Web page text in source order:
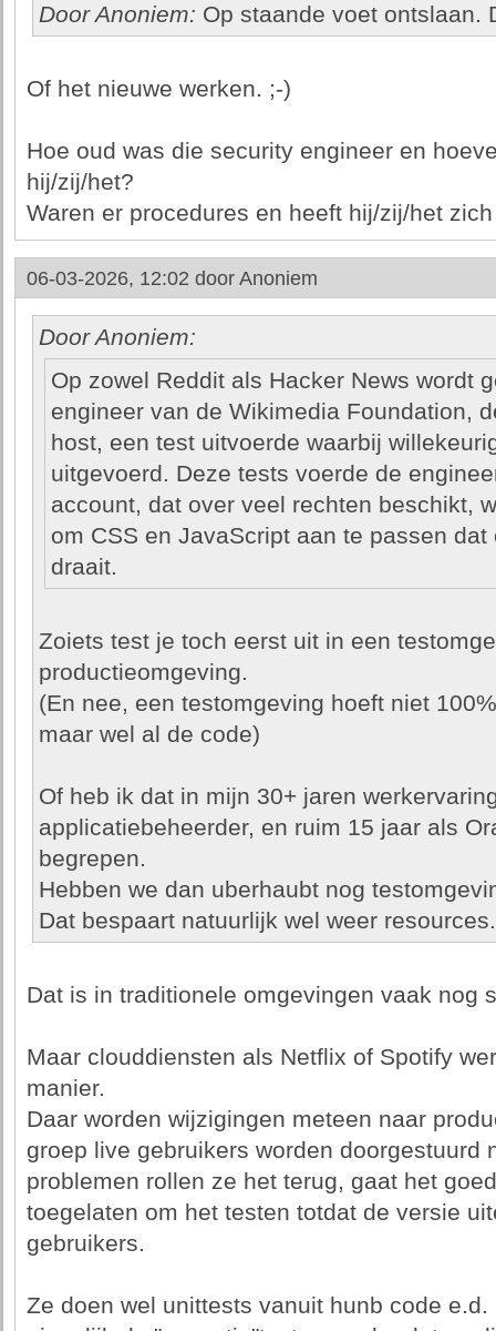
Door Anoniem: Op staande voet ontslaan.
Of het nieuwe werken. ;-)
Hoe oud was die security engineer en
hij/zij/het?
Waren er procedures en heeft hij/zij/het
06-03-2026, 12:02 door Anoniem
Door Anoniem:
Op zowel Reddit als Hacker News wordt
engineer van de Wikimedia Foundation,
host, een test uitvoerde waarbij
uitgevoerd. Deze tests voerde de
account, dat over veel rechten beschikt,
om CSS en JavaScript aan te passen
draait.
Zoiets test je toch eerst uit in een
productieomgeving.
(En nee, een testomgeving hoeft niet
maar wel al de code)
Of heb ik dat in mijn 30+ jaren
applicatiebeheerder, en ruim 15 jaar als
begrepen.
Hebben we dan uberhaubt nog
Dat bespaart natuurlijk wel weer resources.
Dat is in traditionele omgevingen vaak nog
Maar clouddiensten als Netflix of Spotify
manier.
Daar worden wijzigingen meteen naar
groep live gebruikers worden doorgestuurd
problemen rollen ze het terug, gaat het
toegelaten om het testen totdat de versie
gebruikers.
Ze doen wel unittests vanuit hunb code